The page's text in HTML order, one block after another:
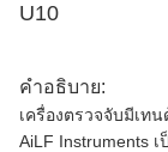
U10
คำอธิบาย:
เครื่องตรวจจับมีเท
AiLF Instruments